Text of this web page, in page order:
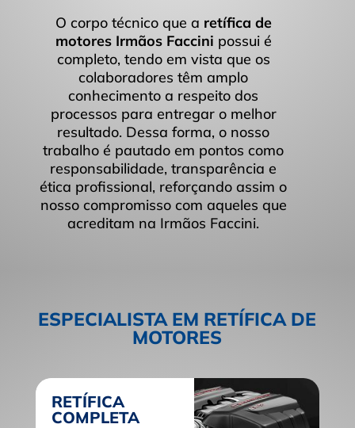
O corpo técnico que a retífica de
motores Irmãos Faccini possui é
completo, tendo em vista que os
colaboradores têm amplo
conhecimento a respeito dos
processos para entregar o melhor
resultado. Dessa forma, o nosso
trabalho é pautado em pontos como
responsabilidade, transparência e
ética profissional, reforçando assim o
nosso compromisso com aqueles que
acreditam na Irmãos Faccini.
ESPECIALISTA EM RETÍFICA DE
MOTORES
RETÍFICA
COMPLETA